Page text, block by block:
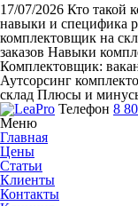
17/07/2026 Кто такой
навыки и специфика
комплектовщик на
заказов Навыки
Комплектовщик:
Аутсорсинг
склад Плюсы и
Телефон 8
Меню
Главная
Цены
Статьи
Клиенты
Контакты